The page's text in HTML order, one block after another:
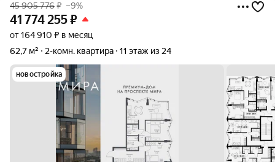
45 905 776₽ –9%
41 774 255₽
от 164 910 ₽ в месяц
62,7 м²
2-комн. квартира 11 этаж из 24
новостройка